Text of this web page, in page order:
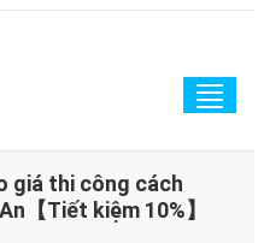
giá thi công cách
【Tiết kiệm 10%】